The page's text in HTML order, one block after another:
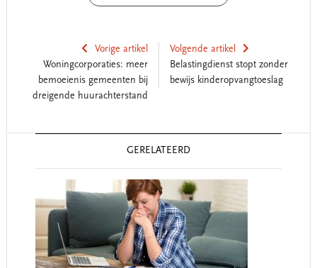
Vorige artikel
Woningcorporaties: meer
bemoeienis gemeenten bij
dreigende huurachterstand
Volgende artikel
Belastingdienst stopt zonder
bewijs kinderopvangtoeslag
GERELATEERD